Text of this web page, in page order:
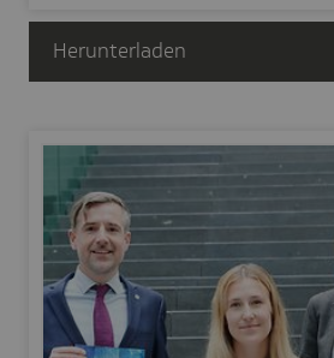
Herunterladen